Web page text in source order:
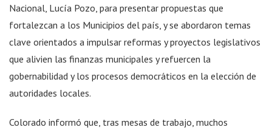
Nacional, Lucía Pozo, para presentar propuestas que
fortalezcan a los Municipios del país, y se abordaron temas
clave orientados a impulsar reformas y proyectos legislativos
que alivien las finanzas municipales y refuercen la
gobernabilidad y los procesos democráticos en la elección de
autoridades locales.
Colorado informó que, tras mesas de trabajo, muchos